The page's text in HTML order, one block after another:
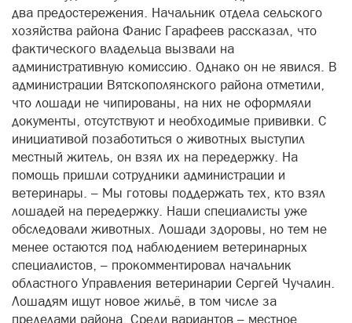
два предостережения. Начальник отдела сельского
хозяйства района Фанис Гарафеев рассказал, что
фактического владельца вызвали на
административную комиссию. Однако он не явился. В
администрации Вятскополянского района отметили,
что лошади не чипированы, на них не оформляли
документы, отсутствуют и необходимые прививки. С
инициативой позаботиться о животных выступил
местный житель, он взял их на передержку. На
помощь пришли сотрудники администрации и
ветеринары. – Мы готовы поддержать тех, кто взял
лошадей на передержку. Наши специалисты уже
обследовали животных. Лошади здоровы, но тем не
менее остаются под наблюдением ветеринарных
специалистов, – прокомментировал начальник
областного Управления ветеринарии Сергей Чучалин.
Лошадям ищут новое жильё, в том числе за
пределами района. Среди вариантов – местное